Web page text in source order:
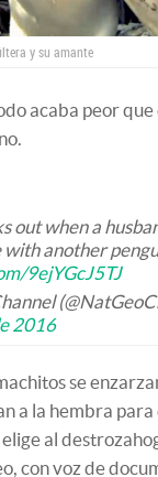
y su amante
acaba peor que
out when a
with another
9ejYGcJ5TJ
2016
se
a la hembra
al
con voz de